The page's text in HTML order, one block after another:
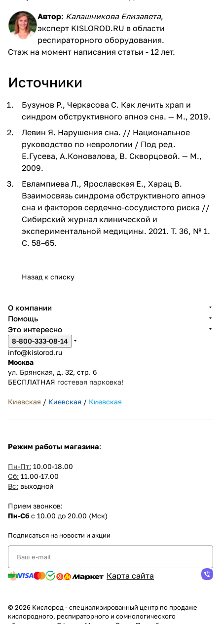
Автор: Калашникова Елизавета,
эксперт KISLOROD.RU в области
респираторного оборудования.
Стаж на момент написания статьи - 12 лет.
Источники
Бузунов Р., Черкасова С. Как лечить храп и
синдром обструктивного апноэ сна. — М., 2019.
Левин Я. Нарушения сна. // Национальное
руководство по неврологии / Под ред.
Е.Гусева, А.Коновалова, В. Скворцовой. — М.,
2009.
Евлампиева Л., Ярославская Е., Харац В.
Взаимосвязь синдрома обструктивного апноэ
сна и факторов сердечно-сосудистого риска //
Сибирский журнал клинической и
экспериментальной медицины. 2021. Т. 36, № 1.
С. 58–65.
Назад к списку
О компании
Помощь
Это интересно
8-800-333-08-14
info@kislorod.ru
Москва
ул. Брянская, д. 32, стр. 6
БЕСПЛАТНАЯ гостевая парковка!
Киевская / Киевская / Киевская
Режим работы магазина:
Пн-Пт: 10.00-18.00
Сб: 11.00-17.00
Вс: выходной
Прием звонков:
Пн-Сб с 10.00 до 20.00 (Мск)
Подписаться на новости и акции
Карта сайта
© 2026 Кислород - специализированный центр по продаже
кислородного, респираторного и сомнологического